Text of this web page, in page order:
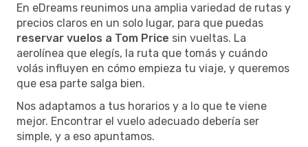
En eDreams reunimos una amplia variedad de rutas y
precios claros en un solo lugar, para que puedas
reservar vuelos a Tom Price sin vueltas. La
aerolínea que elegís, la ruta que tomás y cuándo
volás influyen en cómo empieza tu viaje, y queremos
que esa parte salga bien.
Nos adaptamos a tus horarios y a lo que te viene
mejor. Encontrar el vuelo adecuado debería ser
simple, y a eso apuntamos.